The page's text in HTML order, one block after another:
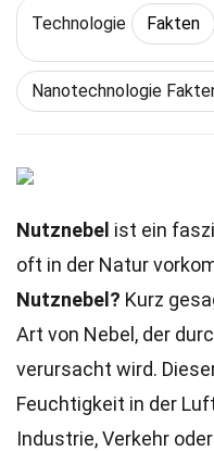
Technologie Fakten
Nanotechnologie
Nutznebel ist ein
oft in der Natur
Nutznebel? Kurz
Art von Nebel, der
verursacht wird.
Feuchtigkeit in der
Industrie, Verkehr